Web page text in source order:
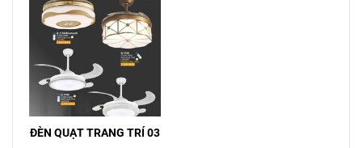
ĐÈN QUẠT TRANG TRÍ 03